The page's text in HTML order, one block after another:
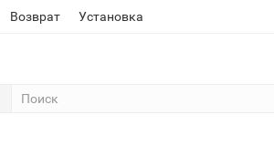
Возврат Установка